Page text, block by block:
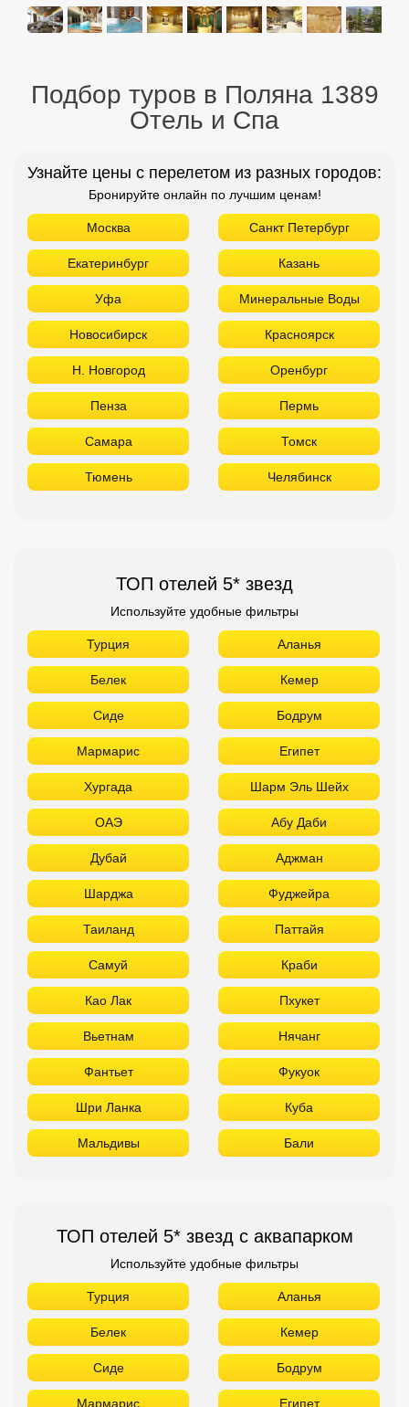
Подбор туров в Поляна 1389
Отель и Спа
Узнайте цены с перелетом из разных городов:
Бронируйте онлайн по лучшим ценам!
Москва Санкт Петербург
Екатеринбург Казань
Уфа Минеральные Воды
Новосибирск Красноярск
Н. Новгород Оренбург
Пенза Пермь
Самара Томск
Тюмень Челябинск
ТОП отелей 5* звезд
Используйте удобные фильтры
Турция Аланья
Белек Кемер
Сиде Бодрум
Мармарис Египет
Хургада Шарм Эль Шейх
ОАЭ Абу Даби
Дубай Аджман
Шарджа Фуджейра
Таиланд Паттайя
Самуй Краби
Као Лак Пхукет
Вьетнам Нячанг
Фантьет Фукуок
Шри Ланка Куба
Мальдивы Бали
ТОП отелей 5* звезд с аквапарком
Используйте удобные фильтры
Турция Аланья
Белек Кемер
Сиде Бодрум
Мармарис Египет